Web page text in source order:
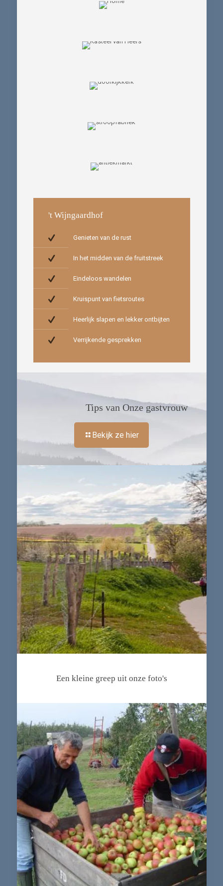
't Wijngaardhof
Genieten van de rust
In het midden van de fruitstreek
Eindeloos wandelen
Kruispunt van fietsroutes
Heerlijk slapen en lekker ontbijten
Verrijkende gesprekken
Tips van Onze gastvrouw
Bekijk ze hier
Haspengouw
Fiets- en wandelparadijs in Limburg
Wie graag fietst of wandelt kan een verblijf van
drie tot vier dagen boeken en ’t Wijngaardhof
als uitvalsbasis gebruiken om Haspengouw te
verkennen
Meer Informatie
Een kleine greep uit onze foto's